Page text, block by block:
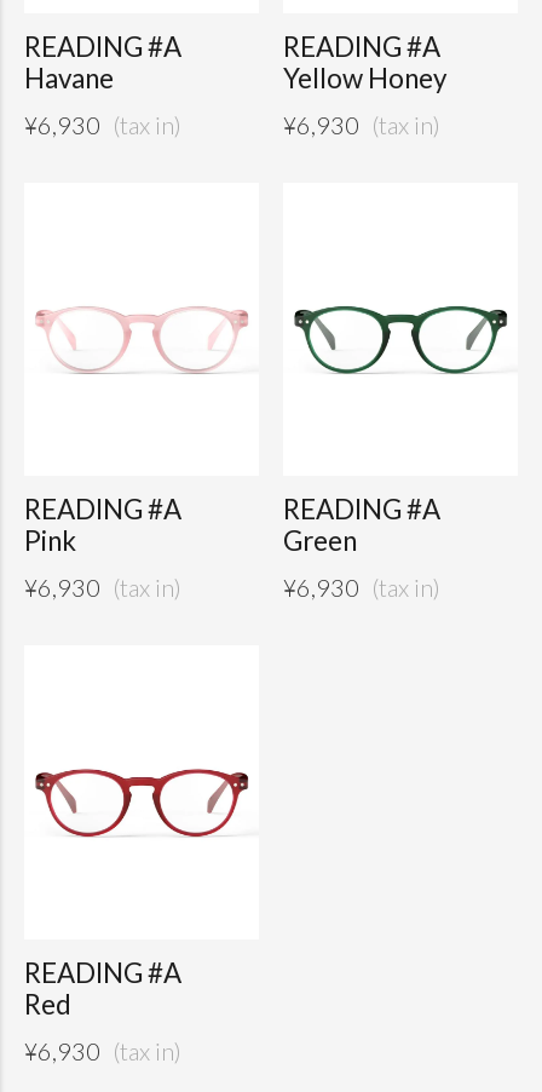
READING #A
Havane
¥6,930
READING #A
Yellow Honey
¥6,930
READING #A
Pink
¥6,930
READING #A
Green
¥6,930
READING #A
Red
¥6,930